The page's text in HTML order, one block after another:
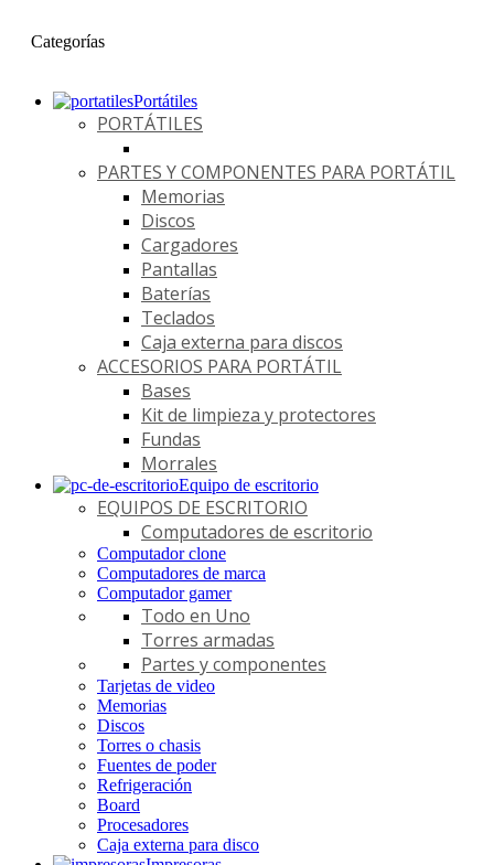
Categorías
Portátiles
PORTÁTILES
PARTES Y COMPONENTES PARA PORTÁTIL
Memorias
Discos
Cargadores
Pantallas
Baterías
Teclados
Caja externa para discos
ACCESORIOS PARA PORTÁTIL
Bases
Kit de limpieza y protectores
Fundas
Morrales
Equipo de escritorio
EQUIPOS DE ESCRITORIO
Computadores de escritorio
Computador clone
Computadores de marca
Computador gamer
Todo en Uno
Torres armadas
Partes y componentes
Tarjetas de video
Memorias
Discos
Torres o chasis
Fuentes de poder
Refrigeración
Board
Procesadores
Caja externa para disco